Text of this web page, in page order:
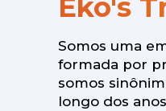
Eko's
Somos uma
formada por
somos
longo dos